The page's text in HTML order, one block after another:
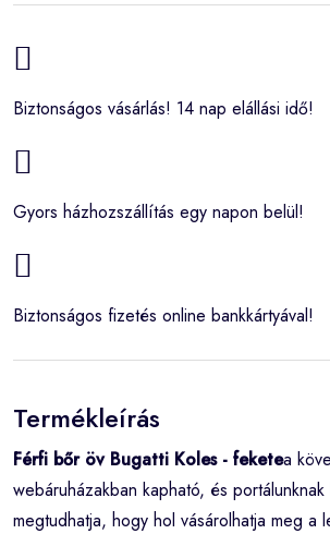
Biztonságos vásárlás! 14 nap elállási idő!
Gyors házhozszállítás egy napon belül!
Biztonságos fizetés online bankkártyával!
Termékleírás
Férfi bőr öv Bugatti Koles - feketea
webáruházakban kapható, és
megtudhatja, hogy hol vásárolhatja meg a